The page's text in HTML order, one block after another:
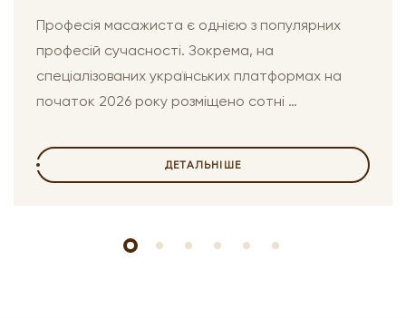
Професія масажиста є однією з популярних
професій сучасності. Зокрема, на
спеціалізованих українських платформах на
початок 2026 року розміщено сотні …
ДЕТАЛЬНІШЕ